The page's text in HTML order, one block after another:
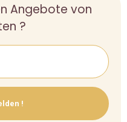
Angebote von
?
!